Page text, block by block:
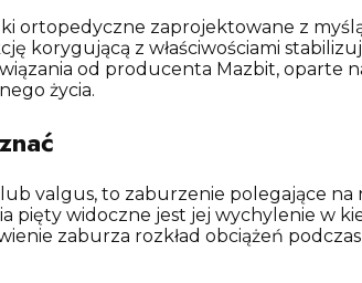
ortopedyczne zaprojektowane z
korygującą z właściwościami
od producenta Mazbit, oparte
życia.
valgus, to zaburzenie polegające
pięty widoczne jest jej wychylenie
zaburza rozkład obciążeń